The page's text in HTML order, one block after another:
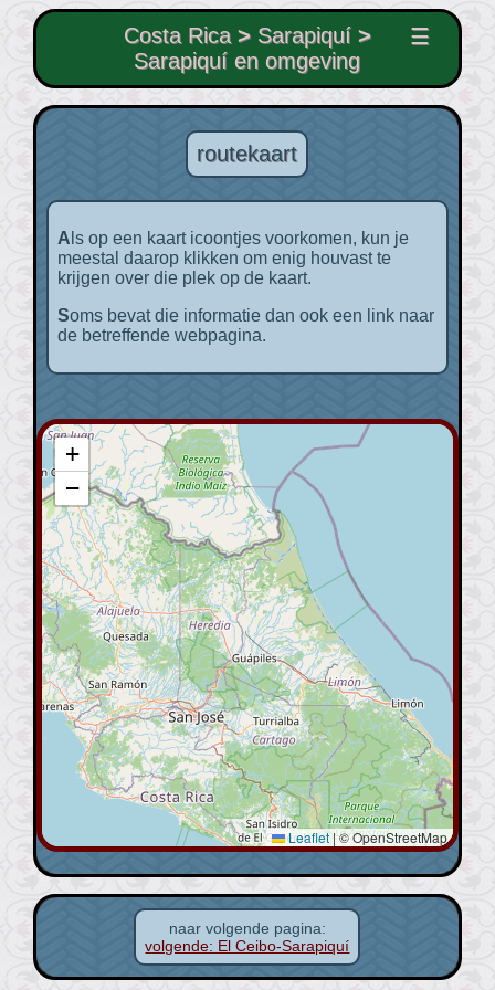
Costa Rica> Sarapiquí>
Sarapiquí en omgeving
☰
routekaart
Als op een kaart icoontjes voorkomen, kun je
meestal daarop klikken om enig houvast te
krijgen over die plek op de kaart.
Soms bevat die informatie dan ook een link naar
de betreffende webpagina.
+
−
Leaflet |© OpenStreetMap
naar volgende pagina:
volgende: El Ceibo-Sarapiquí